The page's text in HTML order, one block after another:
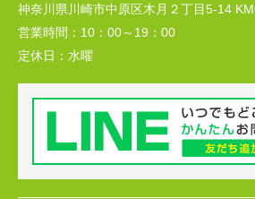
神奈川県川崎市中原区木月２丁目5-14
営業時間： 10：00～19：00
定休日： 水曜